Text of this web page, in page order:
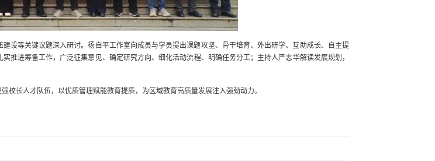
设等关键议题深入研讨。杨自平工作室向成员与学员提出课题攻坚、骨干培育、外出研学、互助成长、自主提
推进筹备工作，广泛征集意见、确定研究方向、细化活动流程、明确任务分工；主持人严志华解读发展规划，
长人才队伍，以优质管理赋能教育提质，为区域教育高质量发展注入强劲动力。